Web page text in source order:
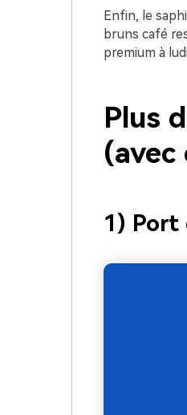
Enfin, le
bruns café
premium à
Plus
(avec
1) Port